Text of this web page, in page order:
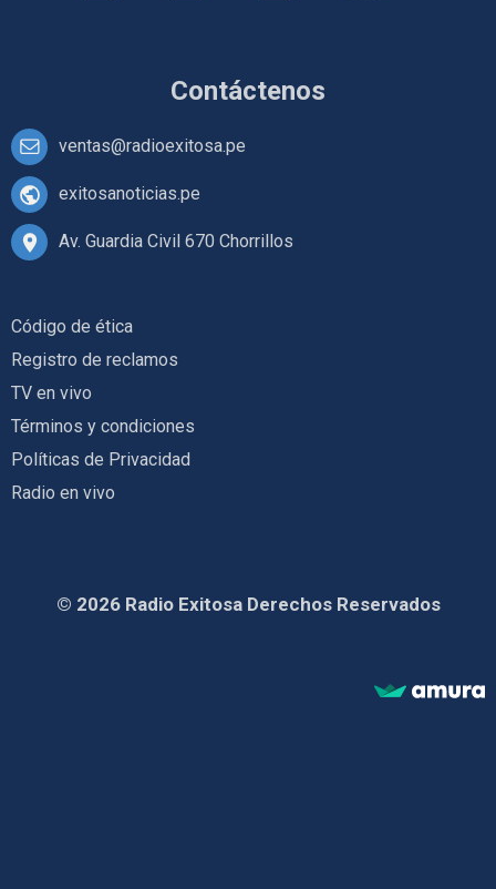
Contáctenos
ventas@radioexitosa.pe
exitosanoticias.pe
Av. Guardia Civil 670 Chorrillos
Código de ética
Registro de reclamos
TV en vivo
Términos y condiciones
Políticas de Privacidad
Radio en vivo
© 2026 Radio Exitosa Derechos Reservados